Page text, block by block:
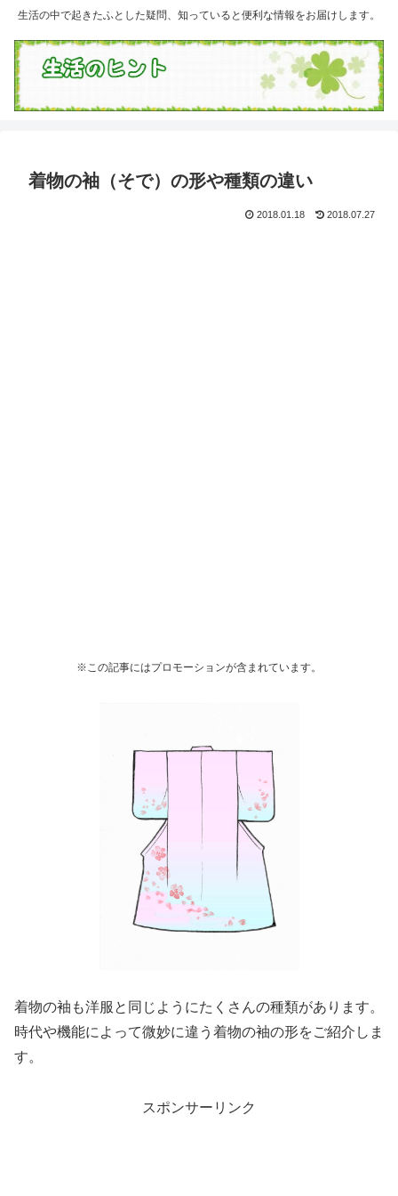
生活の中で起きたふとした疑問、知っていると便利な情報をお届けします。
着物の袖（そで）の形や種類の違い
2018.01.18 2018.07.27
※この記事にはプロモーションが含まれています。
着物の袖も洋服と同じようにたくさんの種類があります。
時代や機能によって微妙に違う着物の袖の形をご紹介しま
す。
スポンサーリンク